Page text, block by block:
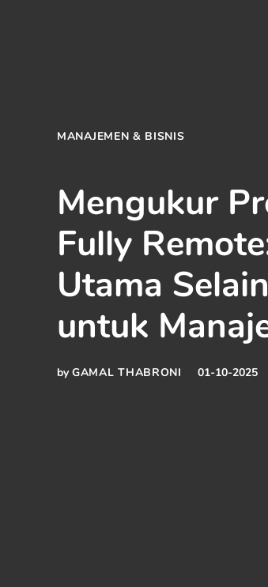
POSTED
MANAJEMEN & BISNIS
Mengukur
Fully
Utama
untuk
by GAMAL THABRONI 01-10-2025